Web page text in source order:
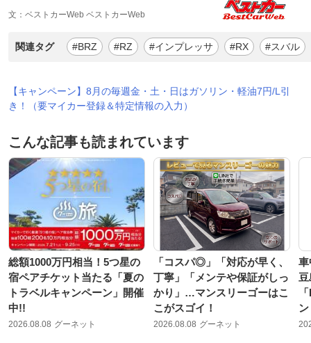
文：ベストカーWeb ベストカーWeb
関連タグ #BRZ #RZ #インプレッサ #RX #スバル
【キャンペーン】8月の毎週金・土・日はガソリン・軽油7円/L引
き！（要マイカー登録＆特定情報の入力）
こんな記事も読まれています
総額1000万円相当！5つ星の
宿ペアチケット当たる「夏の
トラベルキャンペーン」開催
中!!
2026.08.08 グーネット
「コスパ◎」「対応が早く、
丁寧」「メンテや保証がしっ
かり」…マンスリーゴーはこ
こがスゴイ！
2026.08.08 グーネット
車
ン